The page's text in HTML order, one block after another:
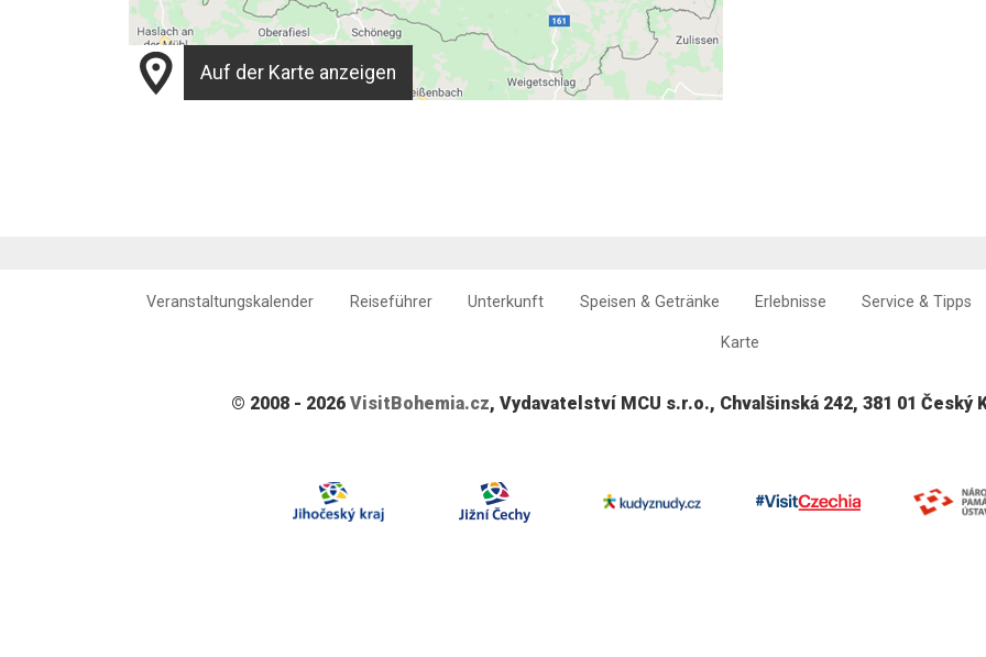
Auf der Karte anzeigen
Veranstaltungskalender Reiseführer Unterkunft Speisen & Getränke Erlebnisse Service & Tipps
Karte
© 2008 - 2026 VisitBohemia.cz, Vydavatelství MCU s.r.o., Chvalšinská 242, 381 01 Český